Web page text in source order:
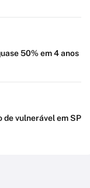
50% em 4 anos
vulnerável em SP